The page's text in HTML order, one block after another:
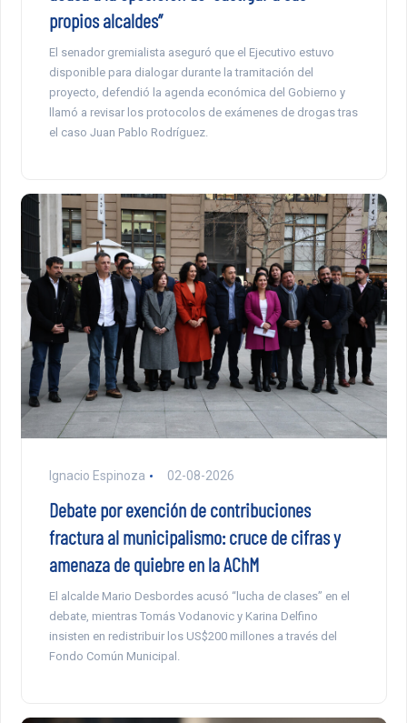
propios alcaldes”
El senador gremialista aseguró que el Ejecutivo estuvo
disponible para dialogar durante la tramitación del
proyecto, defendió la agenda económica del Gobierno y
llamó a revisar los protocolos de exámenes de drogas tras
el caso Juan Pablo Rodríguez.
Ignacio Espinoza 02-08-2026
Debate por exención de contribuciones
fractura al municipalismo: cruce de cifras y
amenaza de quiebre en la AChM
El alcalde Mario Desbordes acusó “lucha de clases” en el
debate, mientras Tomás Vodanovic y Karina Delfino
insisten en redistribuir los US$200 millones a través del
Fondo Común Municipal.